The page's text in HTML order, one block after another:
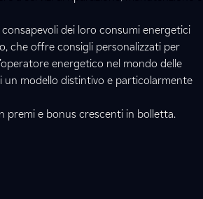
dei loro consumi energetici
che offre consigli personalizzati per
energetico nel mondo delle
modello distintivo e particolarmente
premi e bonus crescenti in bolletta.